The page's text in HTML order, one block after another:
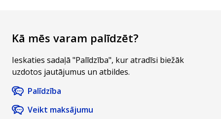
Kā mēs varam palīdzēt?
Ieskaties sadaļā "Palīdzība", kur atradīsi biežāk
uzdotos jautājumus un atbildes.
Palīdzība
Veikt maksājumu